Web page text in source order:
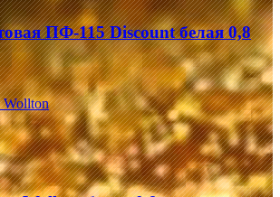
ПФ-115 Discount белая 0,8